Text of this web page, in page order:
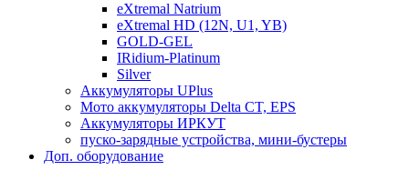
eXtremal Natrium
eXtremal HD (12N, U1, YB)
GOLD-GEL
IRidium-Platinum
Silver
Аккумуляторы UPlus
Мото аккумуляторы Delta CT, EPS
Аккумуляторы ИРКУТ
пуско-зарядные устройства, мини-бустеры
Доп. оборудование